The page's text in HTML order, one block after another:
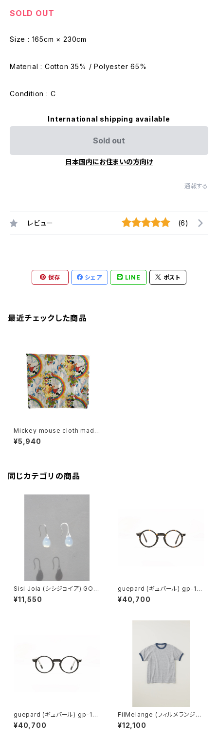
SOLD OUT
Size : 165cm × 230cm
Material : Cotton 35% / Polyester 65%
Condition : C
International shipping available
Sold out
日本国内にお住まいの方向け
通報する
レビュー (6)
保存 シェア LINE ポスト
最近チェックした商品
Mickey mouse cloth made
in USA
¥5,940
同じカテゴリの商品
Sisi Joia (シシジョイア) GOT
A Mini earrings (Opaline w
hite)
¥11,550
guepard (ギュパール) gp-11
ecaille (clear lens) メガネ
¥40,700
guepard (ギュパール) gp-11
noir cristal (clear lens) メガ
ネ
¥40,700
FilMelange (フィルメランジェ)
EMMA / エマ VINTAGE TENJ
IKU (champione melange)
¥12,100